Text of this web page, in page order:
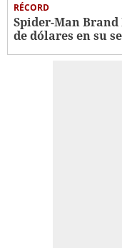
RÉCORD
Spider-Man
de dólares en su